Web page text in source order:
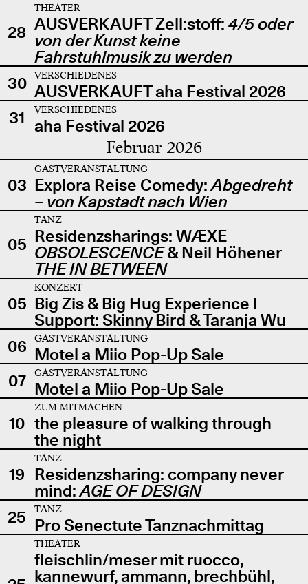
28
THEATER
AUSVERKAUFT Zell:stoff: 4/5 oder
von der Kunst keine
Fahrstuhlmusik zu werden
30
VERSCHIEDENES
AUSVERKAUFT aha Festival 2026
31
VERSCHIEDENES
aha Festival 2026
Februar 2026
03
GASTVERANSTALTUNG
Explora Reise Comedy:Abgedreht
– von Kapstadt nach Wien
05
TANZ
Residenzsharings: WÆXE
OBSOLESCENCE& Neil Höhener
THE IN BETWEEN
05
KONZERT
Big Zis & Big Hug Experience |
Support: Skinny Bird & Taranja Wu
06
GASTVERANSTALTUNG
Motel a Miio Pop-Up Sale
07
GASTVERANSTALTUNG
Motel a Miio Pop-Up Sale
10
ZUM MITMACHEN
the pleasure of walking through
the night
19
TANZ
Residenzsharing: company never
mind:AGE OF DESIGN
25
TANZ
Pro Senectute Tanznachmittag
THEATER
fleischlin/meser mit ruocco,
kannewurf, ammann, brechbühl,